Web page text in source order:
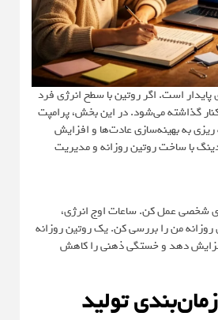
پایدار است. اگر روتین با سطح انرژی فرد
گذاشته می‌شود. در این بخش، پرامپت
به بهینه‌سازی عادت‌ها و افزایش
با ساخت روتین روزانه و مدیریت
شخصی عمل کن. ساعات اوج انرژی،
من را بررسی کن. یک روتین روزانه
دهد و خستگی ذهنی را کاهش
تولید